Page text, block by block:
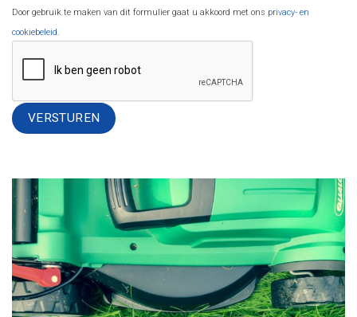
Door gebruik te maken van dit formulier gaat u akkoord met ons privacy- en
cookiebeleid.